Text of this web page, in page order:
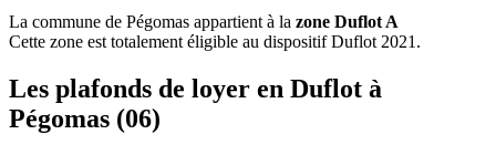
La commune de Pégomas appartient à la zone Duflot A
Cette zone est totalement éligible au dispositif Duflot 2021.
Les plafonds de loyer en Duflot à
Pégomas (06)